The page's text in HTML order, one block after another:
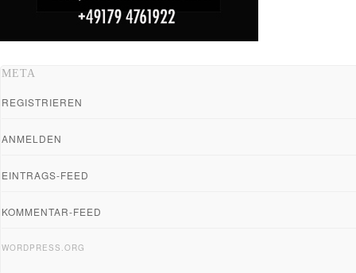
META
REGISTRIEREN
ANMELDEN
EINTRAGS-FEED
KOMMENTAR-FEED
WORDPRESS.ORG